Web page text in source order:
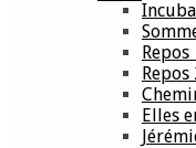
Repos
Repos
Elles